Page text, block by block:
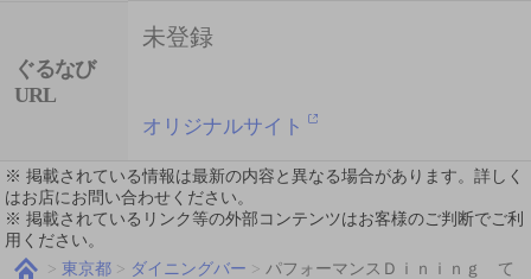
ぐるなび
URL
未登録
オリジナルサイト
※ 掲載されている情報は最新の内容と異なる場合があります。詳しく
はお店にお問い合わせください。
※ 掲載されているリンク等の外部コンテンツはお客様のご判断でご利
用ください。
東京都 ダイニングバー
パフォーマンスＤｉｎｉｎｇ て